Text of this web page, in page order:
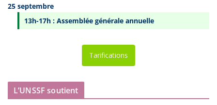
25 septembre
13h-17h : Assemblée générale annuelle
Tarifications
L’UNSSF soutient